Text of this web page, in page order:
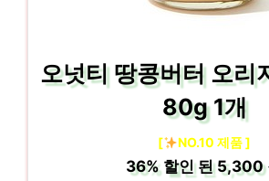
오넛티 땅콩버터 오리
80g 1개
[ NO.10 제품 ]
36%할인 된5,300